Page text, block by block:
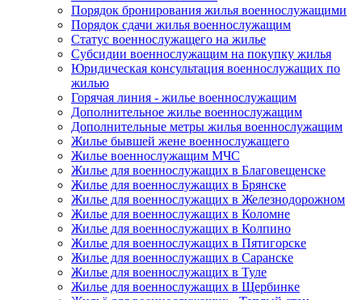
Порядок бронирования жилья военнослужащими
Порядок сдачи жилья военнослужащим
Статус военнослужащего на жилье
Субсидии военнослужащим на покупку жилья
Юридическая консультация военнослужащих по
жилью
Горячая линия - жилье военнослужащим
Дополнительное жилье военнослужащим
Дополнительные метры жилья военнослужащим
Жилье бывшей жене военнослужащего
Жилье военнослужащим МЧС
Жилье для военнослужащих в Благовещенске
Жилье для военнослужащих в Брянске
Жилье для военнослужащих в Железнодорожном
Жилье для военнослужащих в Коломне
Жилье для военнослужащих в Колпино
Жилье для военнослужащих в Пятигорске
Жилье для военнослужащих в Саранске
Жилье для военнослужащих в Туле
Жилье для военнослужащих в Щербинке